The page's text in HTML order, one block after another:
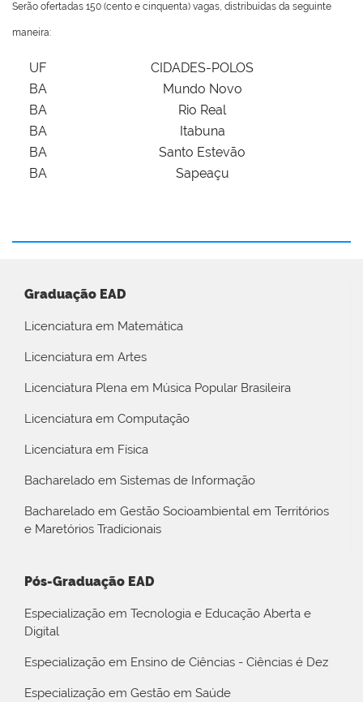
Serão ofertadas 150 (cento e cinquenta) vagas, distribuídas da seguinte
maneira:
UF
CIDADES-POLOS
BA
Mundo Novo
BA
Rio Real
BA
Itabuna
BA
Santo Estevão
BA
Sapeaçu
Graduação EAD
Licenciatura em Matemática
Licenciatura em Artes
Licenciatura Plena em Música Popular Brasileira
Licenciatura em Computação
Licenciatura em Física
Bacharelado em Sistemas de Informação
Bacharelado em Gestão Socioambiental em Territórios
e Maretórios Tradicionais
Pós-Graduação EAD
Especialização em Tecnologia e Educação Aberta e
Digital
Especialização em Ensino de Ciências - Ciências é Dez
Especialização em Gestão em Saúde